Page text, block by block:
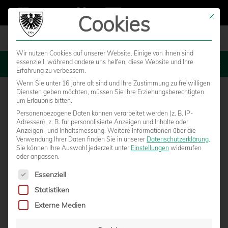
MENU
U23: GIEVENBECKER ABWEHRBOLLWERK
Mit
Cookies
Wir nutzen Cookies auf unserer Website. Einige von ihnen sind
essenziell, während andere uns helfen, diese Website und Ihre
Erfahrung zu verbessern.
Wenn Sie unter 16 Jahre alt sind und Ihre Zustimmung zu freiwilligen
Diensten geben möchten, müssen Sie Ihre Erziehungsberechtigten
um Erlaubnis bitten.
Personenbezogene Daten können verarbeitet werden (z. B. IP-
Adressen), z. B. für personalisierte Anzeigen und Inhalte oder
Anzeigen- und Inhaltsmessung. Weitere Informationen über die
Verwendung Ihrer Daten finden Sie in unserer Datenschutzerklärung.
Sie können Ihre Auswahl jederzeit unter Einstellungen widerrufen
oder anpassen.
Es folgt eine Liste der Service-Gruppen, für die eine
Essenziell
Statistiken
Externe Medien